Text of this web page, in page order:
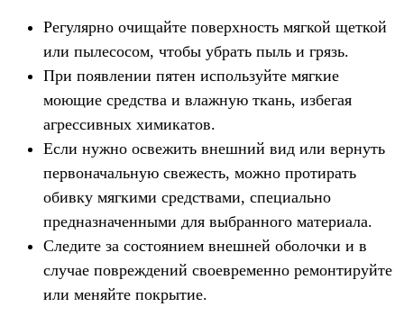
Регулярно очищайте поверхность мягкой щеткой
или пылесосом, чтобы убрать пыль и грязь.
При появлении пятен используйте мягкие
моющие средства и влажную ткань, избегая
агрессивных химикатов.
Если нужно освежить внешний вид или вернуть
первоначальную свежесть, можно протирать
обивку мягкими средствами, специально
предназначенными для выбранного материала.
Следите за состоянием внешней оболочки и в
случае повреждений своевременно ремонтируйте
или меняйте покрытие.